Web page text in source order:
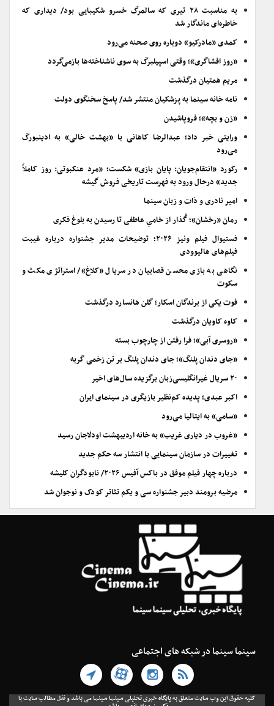
به مناسبت ۲۸ تیری که سالمرگ خسرو شکیبایی بود/ دیداری که
خاطره‌ای ماندگار شد
کمدی «مادرکیو» دوباره روی صحنه می‌رود
«روز افشاگری»؛ وقتی اسپیلبرگ به سوی ناشناخته‌ها بازمی‌گردد
مریم همتیان درگذشت
نامه خانه سینما به پزشکیان منتشر شد/ پاسخ سخنگوی دولت
«زن و بچه»؛ فروپاشیدن
ورایتی خبر داد؛ عبدالرضا کاهانی با «بهشت خالی» به ادینبورگ
می‌رود
رکورد «انتقام‌جویان: پایان بازی» شکست؛ «مرد عنکبوتی: روز کاملاً
جدید» درحال ورود به فهرست تاریخی فروش گیشه
امیر نادری و ذات و زبان سینما
رمان «رخشان»؛ گُذار از خامیِ عاطفی تا رسیدن به بلوغ فکری
فستیوال فیلم ونیز ۲۰۲۶؛ توضیحات مدیر جشنواره درباره غیبت
فیلم‌های هالیوودی
نگاهی به بازی محسن قصابیان در سریال «کلاغ»/ استراتژی مکث و
سکوت
فوت یکی از برندگان اسکار؛ گلن هانسارد درگذشت
کاوه کاویان درگذشت
«روسری آبی»؛ فرا رفتن از چارچوب بسته
«جای دندان پلنگ»؛ جای دندان پلنگ بر تن زخمی گربه
۲۰ سریال غیرانگلیسی‌زبان برگزیده سال‌های اخیر
اکبر عبدی؛ پدیده کم‌نظیر بازیگری در سینمای ایران
«سامی» به ایتالیا می‌رود
«غروب در دیاری غریب» به خانه اردیبهشت اودلاجان رسید
تغییرات در سازمان سینمایی با انتشار سه حکم جدید
درباره چهار فیلم موفق در باکس آفیس ۲۰۲۶/ نابودگران کلیشه
مرضیه برومند دبیر جشنواره سی و یکم تئاتر کودک و نوجوان شد
سینما سینما در شبکه های اجتماعی
کلیه حقوق این وب سایت متعلق به پایگاه خبری تحلیلی سینما سینما می باشد و نقل مطالب سایت با